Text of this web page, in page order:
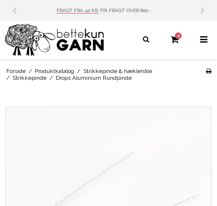
OVER 600,- PERSONLIG SERVICE MAIL:
0
Forside / Produktkatalog / Strikkepinde & hæklenåle
/ Strikkepinde / Drops Aluminium Rundpinde